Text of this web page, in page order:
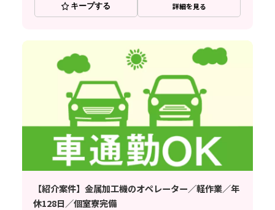
キープする 詳細を見る
【紹介案件】金属加工機のオペレーター／軽作業／年
休128日／個室寮完備